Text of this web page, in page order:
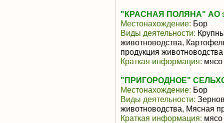
"КРАСНАЯ ПОЛЯНА" АО
Местонахождение: Бор
Виды деятельности:
животноводства,
продукция животноводства
Краткая информация: мясо
"ПРИГОРОДНОЕ"
Местонахождение: Бор
Виды деятельности:
животноводства, Мясная
Краткая информация: мясо